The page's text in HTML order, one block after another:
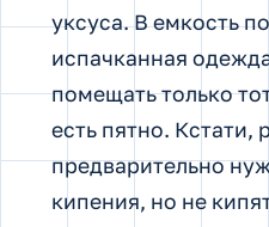
уксуса. В емкость
испачканная
помещать только
есть пятно. Кстати,
предварительно
кипения, но не